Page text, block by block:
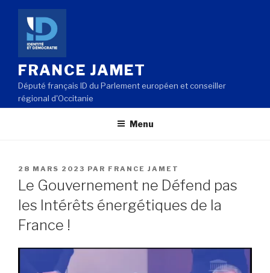
Aller
contenu
principal
FRANCE JAMET
Député français ID du Parlement européen et conseiller
régional d'Occitanie
Menu
PUBLIÉ
LE
28 MARS 2023 PAR FRANCE JAMET
Le Gouvernement ne Défend pas
les Intérêts énergétiques de la
France !